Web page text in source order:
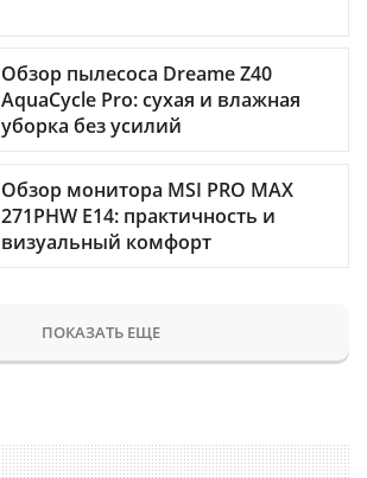
Обзор пылесоса Dreame Z40
AquaCycle Pro: сухая и влажная
уборка без усилий
Обзор монитора MSI PRO MAX
271PHW E14: практичность и
визуальный комфорт
ПОКАЗАТЬ ЕЩЕ